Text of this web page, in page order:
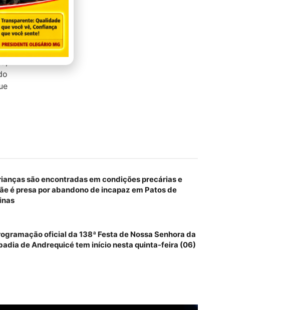
são encontradas em condições precárias e
é presa por abandono de incapaz em Patos de
oficial da 138ª Festa de Nossa Senhora da
de Andrequicé tem início nesta quinta-feira (06)